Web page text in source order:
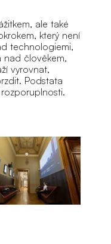
ale také
který není
technologiemi,
člověkem,
vyrovnat,
Podstata